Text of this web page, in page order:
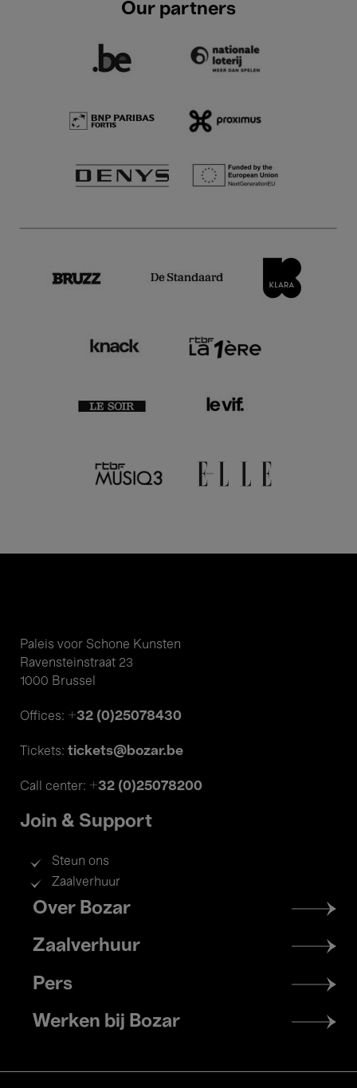
Our partners
Paleis voor Schone Kunsten
Ravensteinstraat 23
1000 Brussel
Offices: +32 (0)25078430
Tickets: tickets@bozar.be
Call center: +32 (0)25078200
Join & Support
Steun ons
Zaalverhuur
Footer
menu
Over Bozar
Zaalverhuur
Pers
Werken bij Bozar